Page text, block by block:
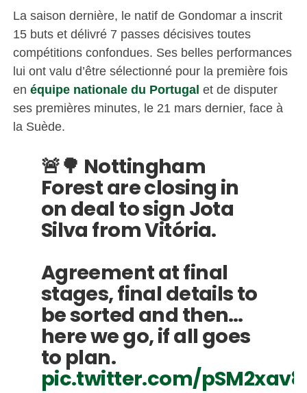
La saison dernière, le natif de Gondomar a inscrit
15 buts et délivré 7 passes décisives toutes
compétitions confondues. Ses belles performances
lui ont valu d’être sélectionné pour la première fois
en équipe nationale du Portugal et de disputer
ses premières minutes, le 21 mars dernier, face à
la Suède.
🚨🌳 Nottingham
Forest are closing in
on deal to sign Jota
Silva from Vitória.
Agreement at final
stages, final details to
be sorted and then…
here we go, if all goes
to plan.
pic.twitter.com/